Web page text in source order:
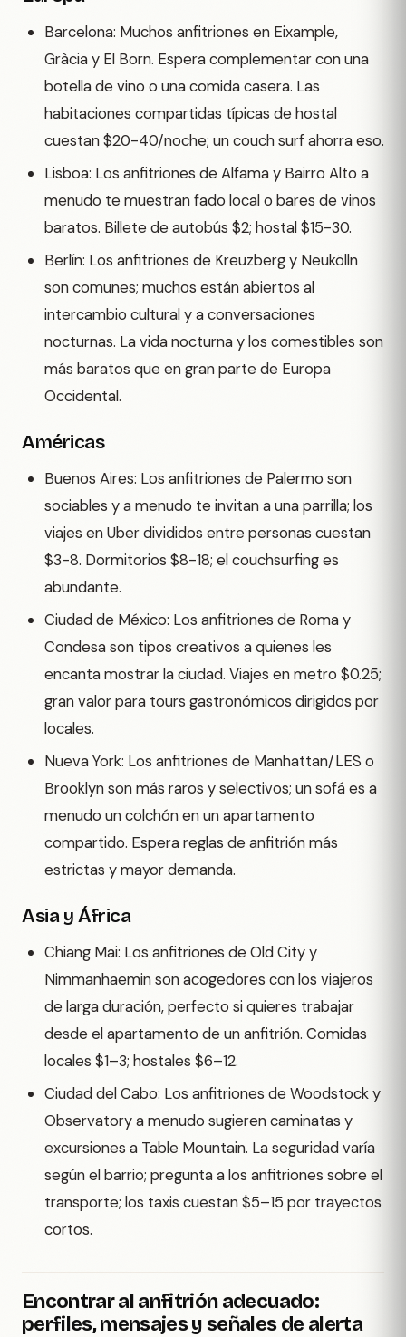
Barcelona: Muchos anfitriones en Eixample,
Gràcia y El Born. Espera complementar con una
botella de vino o una comida casera. Las
habitaciones compartidas típicas de hostal
cuestan $20-40/noche; un couch surf ahorra eso.
Lisboa: Los anfitriones de Alfama y Bairro Alto a
menudo te muestran fado local o bares de vinos
baratos. Billete de autobús $2; hostal $15-30.
Berlín: Los anfitriones de Kreuzberg y Neukölln
son comunes; muchos están abiertos al
intercambio cultural y a conversaciones
nocturnas. La vida nocturna y los comestibles son
más baratos que en gran parte de Europa
Occidental.
Américas
Buenos Aires: Los anfitriones de Palermo son
sociables y a menudo te invitan a una parrilla; los
viajes en Uber divididos entre personas cuestan
$3-8. Dormitorios $8-18; el couchsurfing es
abundante.
Ciudad de México: Los anfitriones de Roma y
Condesa son tipos creativos a quienes les
encanta mostrar la ciudad. Viajes en metro $0.25;
gran valor para tours gastronómicos dirigidos por
locales.
Nueva York: Los anfitriones de Manhattan/LES o
Brooklyn son más raros y selectivos; un sofá es a
menudo un colchón en un apartamento
compartido. Espera reglas de anfitrión más
estrictas y mayor demanda.
Asia y África
Chiang Mai: Los anfitriones de Old City y
Nimmanhaemin son acogedores con los viajeros
de larga duración, perfecto si quieres trabajar
desde el apartamento de un anfitrión. Comidas
locales $1–3; hostales $6–12.
Ciudad del Cabo: Los anfitriones de Woodstock y
Observatory a menudo sugieren caminatas y
excursiones a Table Mountain. La seguridad varía
según el barrio; pregunta a los anfitriones sobre el
transporte; los taxis cuestan $5–15 por trayectos
cortos.
Encontrar al anfitrión adecuado:
perfiles, mensajes y señales de alerta